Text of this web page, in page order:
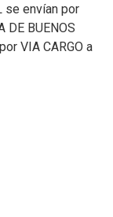
se envían por
DE BUENOS
VIA CARGO a